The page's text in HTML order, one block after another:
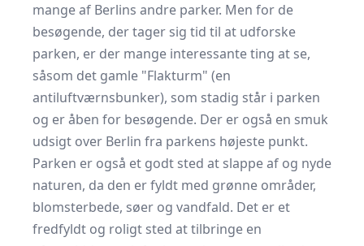
mange af Berlins andre parker. Men for de
besøgende, der tager sig tid til at udforske
parken, er der mange interessante ting at se,
såsom det gamle "Flakturm" (en
antiluftværnsbunker), som stadig står i parken
og er åben for besøgende. Der er også en smuk
udsigt over Berlin fra parkens højeste punkt.
Parken er også et godt sted at slappe af og nyde
naturen, da den er fyldt med grønne områder,
blomsterbede, søer og vandfald. Det er et
fredfyldt og roligt sted at tilbringe en